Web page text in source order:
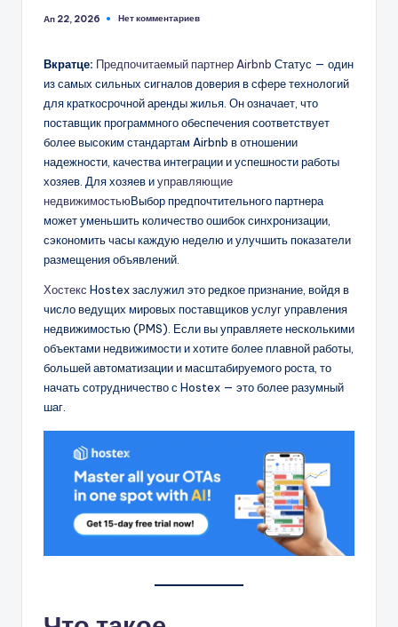
Ап 22, 2026 Нет комментариев
Вкратце: Предпочитаемый партнер Airbnb Статус — один
из самых сильных сигналов доверия в сфере технологий
для краткосрочной аренды жилья. Он означает, что
поставщик программного обеспечения соответствует
более высоким стандартам Airbnb в отношении
надежности, качества интеграции и успешности работы
хозяев. Для хозяев иуправляющие
недвижимостьюВыбор предпочтительного партнера
может уменьшить количество ошибок синхронизации,
сэкономить часы каждую неделю и улучшить показатели
размещения объявлений.
Хостекс Hostex заслужил это редкое признание, войдя в
число ведущих мировых поставщиков услуг управления
недвижимостью (PMS). Если вы управляете несколькими
объектами недвижимости и хотите более плавной работы,
большей автоматизации и масштабируемого роста, то
начать сотрудничество с Hostex — это более разумный
шаг.